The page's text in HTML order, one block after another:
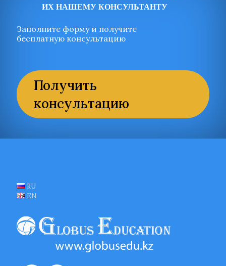
ИХ НАШЕМУ КОНСУЛЬТАНТУ
Заполните форму и получите
бесплатную консультацию
Получить
консультацию
RU
EN